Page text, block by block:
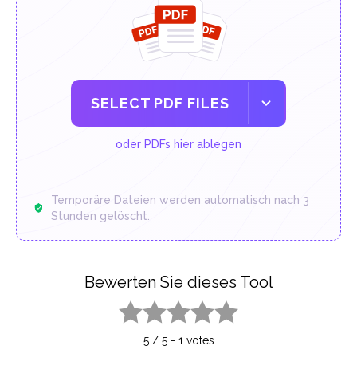
SELECT PDF FILES
oder PDFs hier ablegen
Temporäre Dateien werden automatisch nach 3
Stunden gelöscht.
Bewerten Sie dieses Tool
5/ 5- 1 votes